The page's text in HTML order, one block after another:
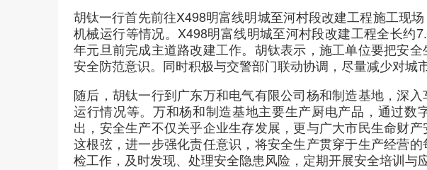
胡钛一行首先前往X498明富线明城至河村段改建工程施工现
机械运行等情况。X498明富线明城至河村段改建工程全长约
年元旦前完成主道路改建工作。胡钛表示，施工单位要把安
安全防范意识。同时积极与交警部门联动协调，尽量减少对城
随后，胡钛一行到广东万和电气有限公司杨和制造基地，深
运行情况等。万和杨和制造基地主要生产厨电产品，通过数
出，安全生产不仅关乎企业生存发展，更与广大市民生命财
这根弦，进一步强化责任意识，将安全生产贯穿于生产经营
检工作，及时发现、处理安全隐患风险，定期开展安全培训与